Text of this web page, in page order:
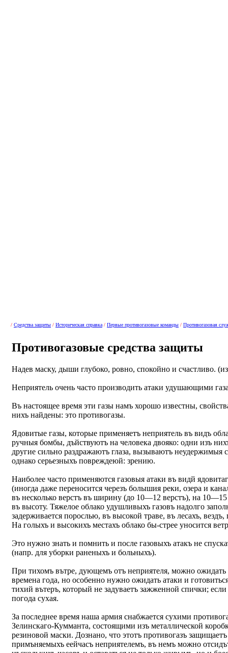
/ Средства защиты / Историческая справка / Первые противогазовые команды / Противогазовая
Противогазовые средства защиты
Надев маску, дыши глубоко, ровно, спокойно и счастливо.
Неприятель очень часто производить атаки удушающими
Въ настоящее время эти газы намъ хорошо известны,
нихъ найдены: это противогазы.
Ядовитые газы, которые применяетъ неприятель въ видъ
ручныя бомбы, дъйствуютъ на человека двояко: одни изъ
другие сильно раздражаютъ глаза, вызываютъ неудержимыя
однако серьезныхъ повреждеюй: зрению.
Наиболее часто применяются газовыя атаки въ видй
(иногда даже переносится черезъ болышия реки, озера и
въ несколько верстъ въ ширину (до 10—12 верстъ), на
въ высоту. Тяжелое облако удушливыхъ газовъ надолго
задерживается порослью, въ высокой траве, въ лесахъ, вездъ,
На голыхъ и высокихъ местахъ облако бы-стрее уносится
Это нужно знать и помнить и после газовыхъ атакъ не
(напр. для уборки раненыхъ и больныхъ).
При тихомъ вътре, дующемъ отъ неприятеля, можно ожидать
времена года, но особенно нужно ожидать атаки и
тихий вътеръ, который не задуваетъ зажженной спички;
погода сухая.
За последнее время наша армия снабжается сухими
Зелинскаго-Кумманта, состоящими изъ металлической
резиновой маски. Дознано, что этотъ противогазъ
примъняемыхъ еейчасъ неприятелемъ, въ немъ можно